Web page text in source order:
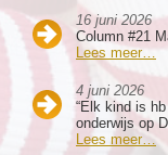
16 juni 2026
Column #21
Lees meer…
4 juni 2026
“Elk kind is
onderwijs op
Lees meer…